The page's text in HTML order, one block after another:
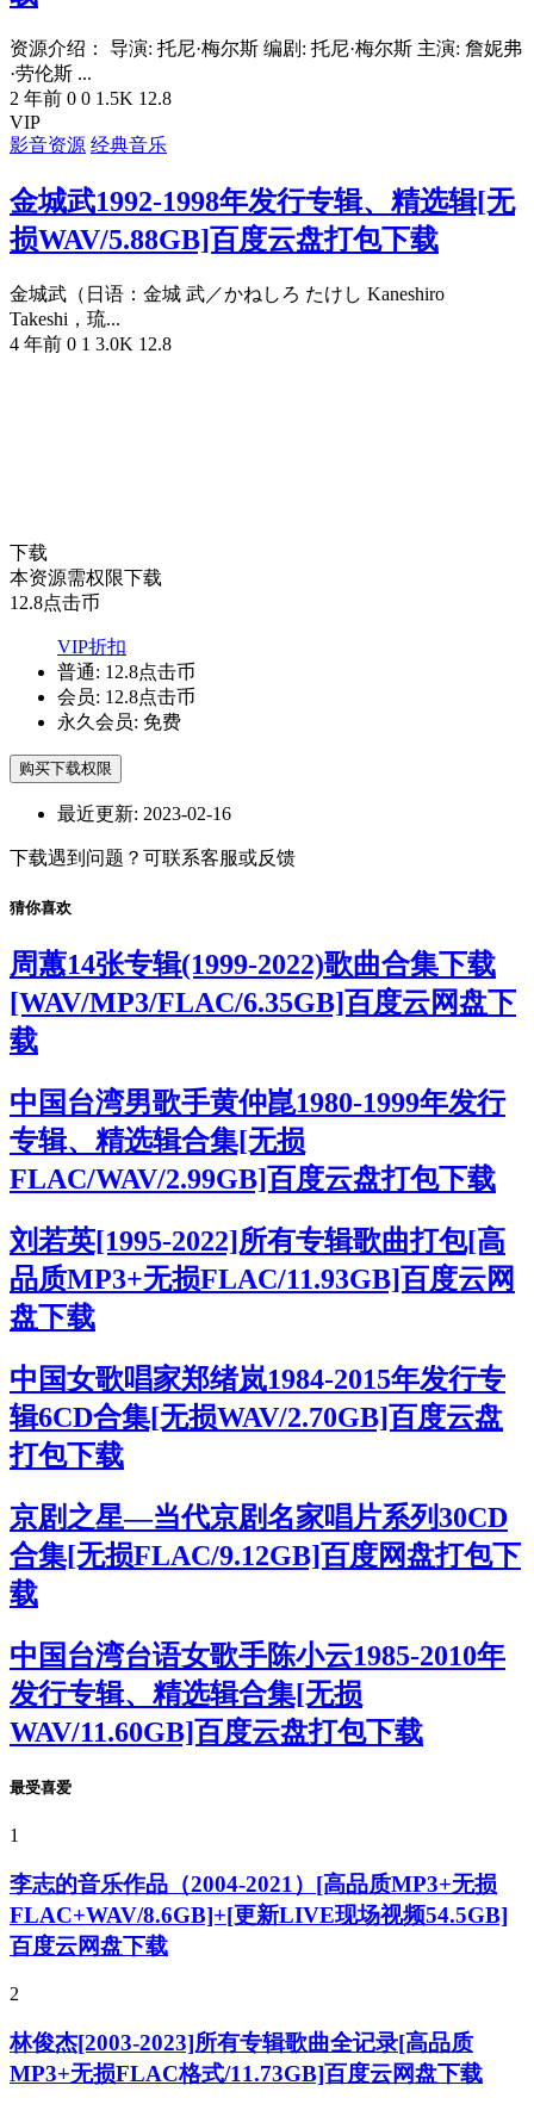
资源介绍： 导演: 托尼·梅尔斯 编剧: 托尼·梅尔斯 主演: 詹妮弗
·劳伦斯 ...
2 年前 0 0 1.5K 12.8
VIP
影音资源 经典音乐
金城武1992-1998年发行专辑、精选辑[无
损WAV/5.88GB]百度云盘打包下载
金城武（日语：金城 武／かねしろ たけし Kaneshiro
Takeshi，琉...
4 年前 0 1 3.0K 12.8
下载
本资源需权限下载
12.8点击币
VIP折扣
普通: 12.8点击币
会员: 12.8点击币
永久会员: 免费
购买下载权限
最近更新: 2023-02-16
下载遇到问题？可联系客服或反馈
猜你喜欢
周蕙14张专辑(1999-2022)歌曲合集下载
[WAV/MP3/FLAC/6.35GB]百度云网盘下
载
中国台湾男歌手黄仲崑1980-1999年发行
专辑、精选辑合集[无损
FLAC/WAV/2.99GB]百度云盘打包下载
刘若英[1995-2022]所有专辑歌曲打包[高
品质MP3+无损FLAC/11.93GB]百度云网
盘下载
中国女歌唱家郑绪岚1984-2015年发行专
辑6CD合集[无损WAV/2.70GB]百度云盘
打包下载
京剧之星—当代京剧名家唱片系列30CD
合集[无损FLAC/9.12GB]百度网盘打包下
载
中国台湾台语女歌手陈小云1985-2010年
发行专辑、精选辑合集[无损
WAV/11.60GB]百度云盘打包下载
最受喜爱
1
李志的音乐作品（2004-2021）[高品质MP3+无损
FLAC+WAV/8.6GB]+[更新LIVE现场视频54.5GB]
百度云网盘下载
2
林俊杰[2003-2023]所有专辑歌曲全记录[高品质
MP3+无损FLAC格式/11.73GB]百度云网盘下载